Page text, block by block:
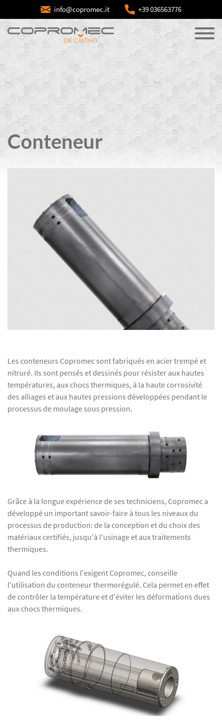
info@copromec.it +39 036563776
Conteneur
Les conteneurs Copromec sont fabriqués en acier trempé et
nitruré. Ils sont pensés et dessinés pour résister aux hautes
températures, aux chocs thermiques, à la haute corrosivité
des alliages et aux hautes pressions développées pendant le
processus de moulage sous pression.
Grâce à la longue expérience de ses techniciens, Copromec a
développé un important savoir-faire à tous les niveaux du
processus de production: de la conception et du choix des
matériaux certifiés, jusqu'à l'usinage et aux traitements
thermiques.
Quand les conditions l'exigent Copromec, conseille
l'utilisation du conteneur thermorégulé. Cela permet en effet
de contrôler la température et d'éviter les déformations dues
aux chocs thermiques.